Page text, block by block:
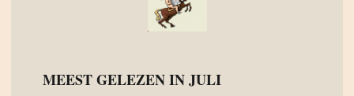
MEEST GELEZEN IN JULI